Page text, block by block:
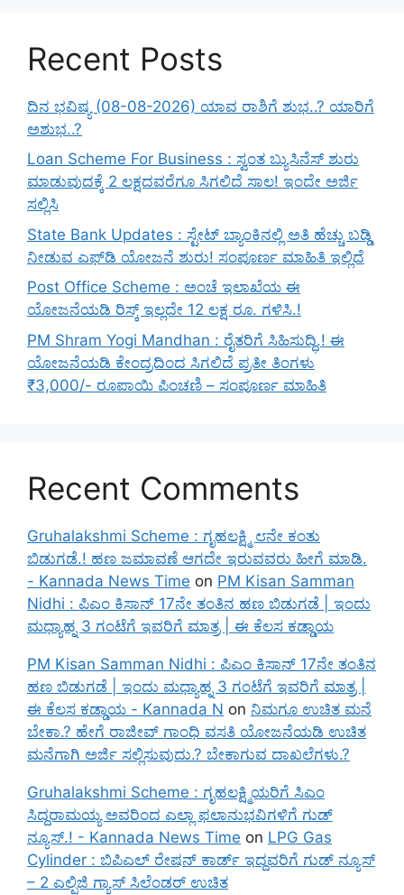
Recent Posts
ದಿನ ಭವಿಷ್ಯ (08-08-2026) ಯಾವ ರಾಶಿಗೆ ಶುಭ..? ಯಾರಿಗೆ
ಅಶುಭ..?
Loan Scheme For Business : ಸ್ವಂತ ಬ್ಯುಸಿನೆಸ್ ಶುರು
ಮಾಡುವುದಕ್ಕೆ 2 ಲಕ್ಷದವರೆಗೂ ಸಿಗಲಿದೆ ಸಾಲ! ಇಂದೇ ಅರ್ಜಿ
ಸಲ್ಲಿಸಿ
State Bank Updates : ಸ್ಟೇಟ್ ಬ್ಯಾಂಕಿನಲ್ಲಿ ಅತಿ ಹೆಚ್ಚು ಬಡ್ಡಿ
ನೀಡುವ ಎಫ್‌ಡಿ ಯೋಜನೆ ಶುರು! ಸಂಪೂರ್ಣ ಮಾಹಿತಿ ಇಲ್ಲಿದೆ
Post Office Scheme : ಅಂಚೆ ಇಲಾಖೆಯ ಈ
ಯೋಜನೆಯಡಿ ರಿಸ್ಕ್‌ ಇಲ್ಲದೇ 12 ಲಕ್ಷ ರೂ. ಗಳಿಸಿ.!
PM Shram Yogi Mandhan : ರೈತರಿಗೆ ಸಿಹಿಸುದ್ಧಿ.! ಈ
ಯೋಜನೆಯಡಿ ಕೇಂದ್ರದಿಂದ ಸಿಗಲಿದೆ ಪ್ರತೀ ತಿಂಗಳು
₹3,000/- ರೂಪಾಯಿ ಪಿಂಚಣಿ – ಸಂಪೂರ್ಣ ಮಾಹಿತಿ
Recent Comments
Gruhalakshmi Scheme : ಗೃಹಲಕ್ಷ್ಮಿ ೮ನೇ ಕಂತು
ಬಿಡುಗಡೆ.! ಹಣ ಜಮಾವಣೆ ಆಗದೇ ಇರುವವರು ಹೀಗೆ ಮಾಡಿ.
- Kannada News Time on PM Kisan Samman
Nidhi : ಪಿಎಂ ಕಿಸಾನ್ 17ನೇ ತಂತಿನ ಹಣ ಬಿಡುಗಡೆ | ಇಂದು
ಮಧ್ಯಾಹ್ನ 3 ಗಂಟೆಗೆ ಇವರಿಗೆ ಮಾತ್ರ | ಈ ಕೆಲಸ ಕಡ್ಡಾಯ
PM Kisan Samman Nidhi : ಪಿಎಂ ಕಿಸಾನ್ 17ನೇ ತಂತಿನ
ಹಣ ಬಿಡುಗಡೆ | ಇಂದು ಮಧ್ಯಾಹ್ನ 3 ಗಂಟೆಗೆ ಇವರಿಗೆ ಮಾತ್ರ |
ಈ ಕೆಲಸ ಕಡ್ಡಾಯ - Kannada N on ನಿಮಗೂ ಉಚಿತ ಮನೆ
ಬೇಕಾ.? ಹೇಗೆ ರಾಜೀವ್ ಗಾಂಧಿ ವಸತಿ ಯೋಜನೆಯಡಿ ಉಚಿತ
ಮನೆಗಾಗಿ ಅರ್ಜಿ ಸಲ್ಲಿಸುವುದು.? ಬೇಕಾಗುವ ದಾಖಲೆಗಳು.?
Gruhalakshmi Scheme : ಗೃಹಲಕ್ಷ್ಮಿಯರಿಗೆ ಸಿಎಂ
ಸಿದ್ದರಾಮಯ್ಯ ಅವರಿಂದ ಎಲ್ಲಾ ಫಲಾನುಭವಿಗಳಿಗೆ ಗುಡ್
ನ್ಯೂಸ್.! - Kannada News Time on LPG Gas
Cylinder : ಬಿಪಿಎಲ್ ರೇಷನ್ ಕಾರ್ಡ್ ಇದ್ದವರಿಗೆ ಗುಡ್ ನ್ಯೂಸ್
– 2 ಎಲ್ಪಿಜಿ ಗ್ಯಾಸ್ ಸಿಲೆಂಡರ್ ಉಚಿತ